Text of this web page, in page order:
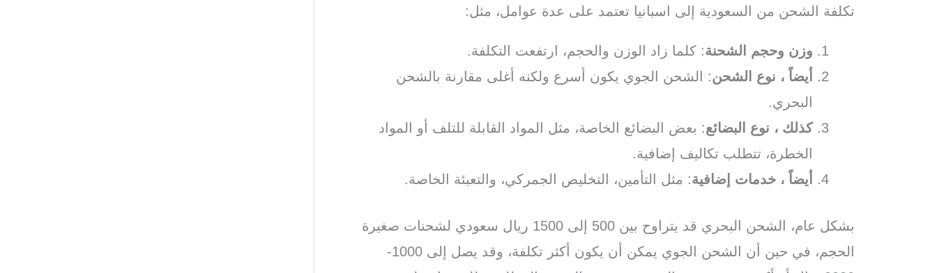
تكلفة الشحن من السعودية إلى اسبانيا تعتمد على عدة عوامل، مثل:
وزن وحجم الشحنة: كلما زاد الوزن والحجم، ارتفعت التكلفة.
أيضاً ، نوع الشحن: الشحن الجوي يكون أسرع ولكنه أغلى مقارنة بالشحن
البحري.
كذلك ، نوع البضائع: بعض البضائع الخاصة، مثل المواد القابلة للتلف أو المواد
الخطرة، تتطلب تكاليف إضافية.
أيضاً ، خدمات إضافية: مثل التأمين، التخليص الجمركي، والتعبئة الخاصة.
بشكل عام، الشحن البحري قد يتراوح بين 500 إلى 1500 ريال سعودي لشحنات صغيرة
الحجم، في حين أن الشحن الجوي يمكن أن يكون أكثر تكلفة، وقد يصل إلى 1000-